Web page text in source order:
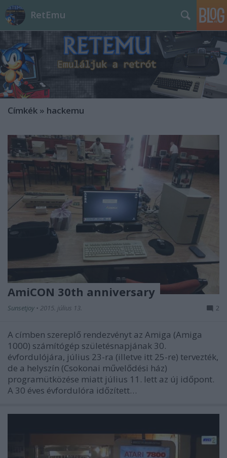
RetEmu
Címkék » hackemu
AmiCON 30th anniversary
Sunsetjoy • 2015. július 13. 2
A címben szereplő rendezvényt az Amiga (Amiga
1000) számítógép születésnapjának 30.
évfordulójára, július 23-ra (illetve itt 25-re) tervezték,
de a helyszín (Csokonai művelődési ház)
programütközése miatt július 11. lett az új időpont.
A 30 éves évfordulóra időzített…